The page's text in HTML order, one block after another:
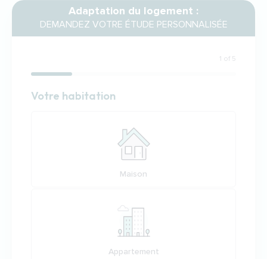
Adaptation du logement :
DEMANDEZ VOTRE ÉTUDE PERSONNALISÉE
1 of 5
Habitation
Votre habitation
Maison
Appartement